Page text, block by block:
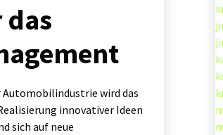
Automobilindustrie wird das
innovativer Ideen
sich auf neue